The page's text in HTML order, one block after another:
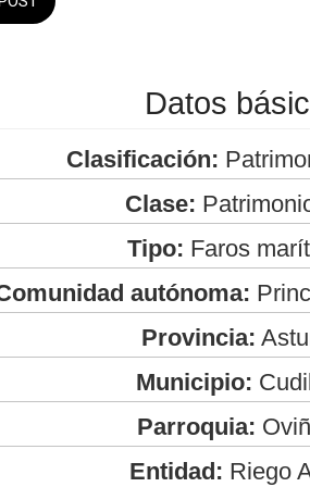
Datos
Clasificación:
Clase:
Tipo: Faros
autónoma:
Provincia:
Municipio:
Parroquia:
Entidad: Riego